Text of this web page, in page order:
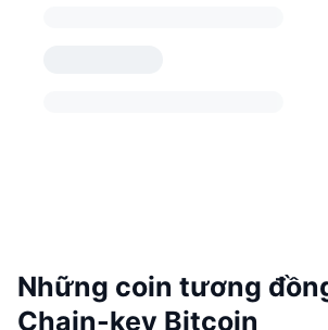
Những coin tương
Chain-key Bitcoin